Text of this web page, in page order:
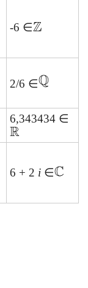
-6 ∈
2/6 ∈
6,343434 ∈
6 + 2 i ∈